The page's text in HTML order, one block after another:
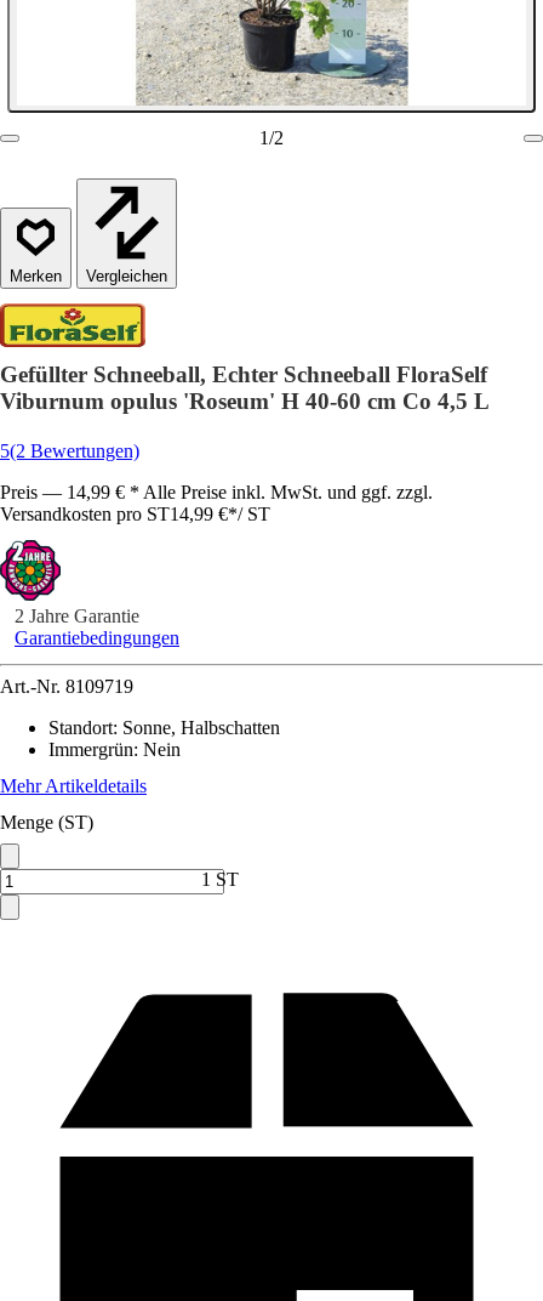
1/2
Vergleichen
Gefüllter Schneeball, Echter Schneeball FloraSelf
Viburnum opulus 'Roseum' H 40-60 cm Co 4,5 L
5(2 Bewertungen)
Preis — 14,99 € * Alle Preise inkl. MwSt. und ggf. zzgl.
Versandkosten pro ST14,99 €*/ ST
2 Jahre Garantie
Garantiebedingungen
Art.-Nr. 8109719
Standort: Sonne, Halbschatten
Immergrün: Nein
Mehr Artikeldetails
Menge (ST)
1 ST